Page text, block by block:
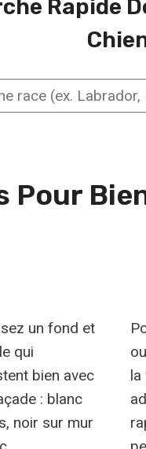
Rapide
Pour
un fond et
qui
bien avec
: blanc
noir sur mur
la